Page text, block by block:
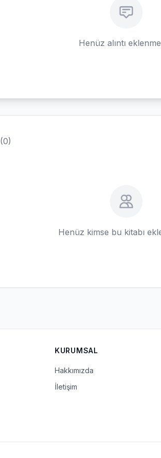
Henüz alıntı
(0)
Henüz kimse bu kitabı
KURUMSAL
Hakkımızda
İletişim